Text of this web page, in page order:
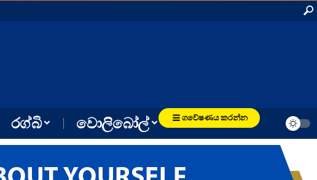
රග්බි වොලිබෝල් ගවේෂණය කරන්න